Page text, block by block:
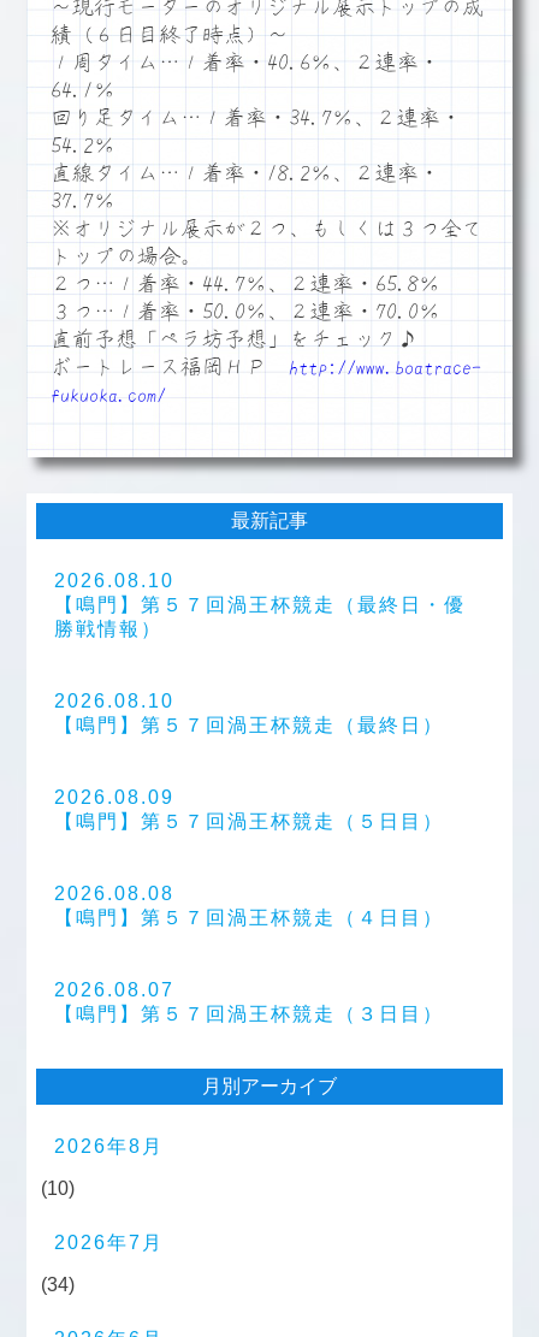
～現行モーターのオリジナル展示トップの成
績（６日目終了時点）～
１周タイム…１着率・40.6％、２連率・
64.1％
回り足タイム…１着率・34.7％、２連率・
54.2％
直線タイム…１着率・18.2％、２連率・
37.7％
※オリジナル展示が２つ、もしくは３つ全て
トップの場合。
２つ…１着率・44.7％、２連率・65.8％
３つ…１着率・50.0％、２連率・70.0％
直前予想「ペラ坊予想」をチェック♪
ボートレース福岡ＨＰ http://www.boatrace-
fukuoka.com/
最新記事
2026.08.10
【鳴門】第５７回渦王杯競走（最終日・優
勝戦情報）
2026.08.10
【鳴門】第５７回渦王杯競走（最終日）
2026.08.09
【鳴門】第５７回渦王杯競走（５日目）
2026.08.08
【鳴門】第５７回渦王杯競走（４日目）
2026.08.07
【鳴門】第５７回渦王杯競走（３日目）
月別アーカイブ
2026年8月
(10)
2026年7月
(34)